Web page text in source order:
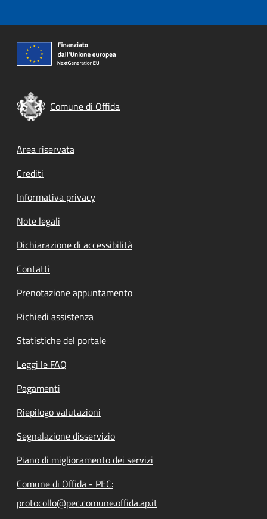
Comune di Offida
Footer menu
Area riservata
Crediti
Informativa privacy
Note legali
Dichiarazione di accessibilità
Contatti
Prenotazione appuntamento
Richiedi assistenza
Statistiche del portale
Leggi le FAQ
Pagamenti
Riepilogo valutazioni
Segnalazione disservizio
Piano di miglioramento dei servizi
Comune di Offida - PEC:
protocollo@pec.comune.offida.ap.it